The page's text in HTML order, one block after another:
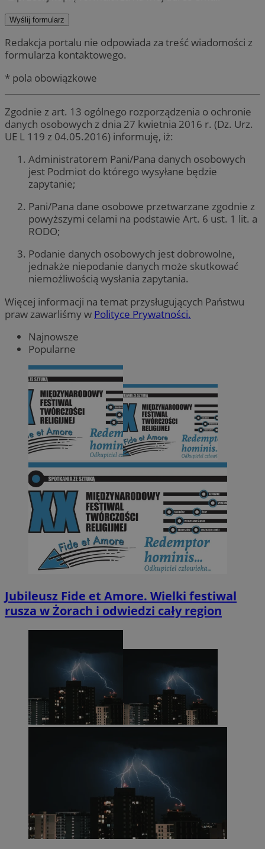
Redakcja portalu nie odpowiada za treść wiadomości z
formularza kontaktowego.
* pola obowiązkowe
Zgodnie z art. 13 ogólnego rozporządzenia o ochronie
danych osobowych z dnia 27 kwietnia 2016 r. (Dz. Urz.
UE L 119 z 04.05.2016) informuję, iż:
Administratorem Pani/Pana danych osobowych
jest Podmiot do którego wysyłane będzie
zapytanie;
Pani/Pana dane osobowe przetwarzane zgodnie z
powyższymi celami na podstawie Art. 6 ust. 1 lit. a
RODO;
Podanie danych osobowych jest dobrowolne,
jednakże niepodanie danych może skutkować
niemożliwością wysłania zapytania.
Więcej informacji na temat przysługujących Państwu
praw zawarliśmy w Polityce Prywatności.
Najnowsze
Popularne
Jubileusz Fide et Amore. Wielki festiwal
rusza w Żorach i odwiedzi cały region